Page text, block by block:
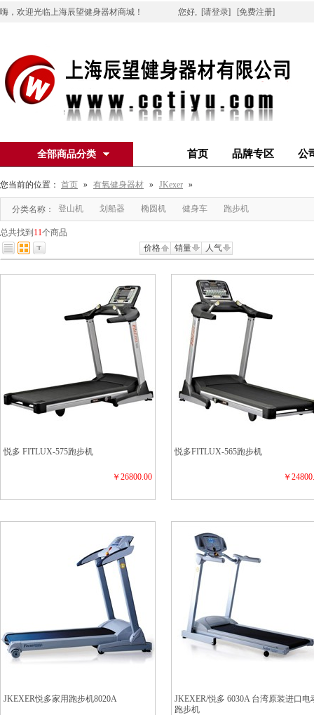
嗨，欢迎光临上海辰望健身器材商城！ 您好, [请登录] [免费注册]
全部商品分类 首页 品牌专区 公
您当前的位置： 首页 » 有氧健身器材 » JKexer »
分类名称： 登山机 划船器 椭圆机 健身车 跑步机
总共找到 11个商品
价格
销量 人气
悦多 FITLUX-575跑步机
￥26800.00
悦多FITLUX-565跑步机
￥
JKEXER悦多家用跑步机8020A
JKEXER/悦多 6030A 台湾原装进口电
跑步机